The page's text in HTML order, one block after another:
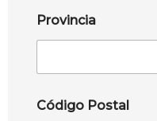
Provincia
Código Postal